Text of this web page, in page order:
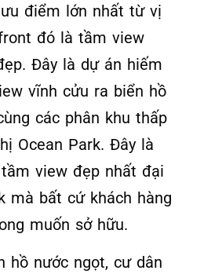
điểm lớn nhất từ vị
đó là tầm view
Đây là dự án hiếm
vĩnh cửu ra biển hồ
các phân khu thấp
Ocean Park. Đây là
view đẹp nhất đại
mà bất cứ khách hàng
muốn sở hữu.
hồ nước ngọt, cư dân